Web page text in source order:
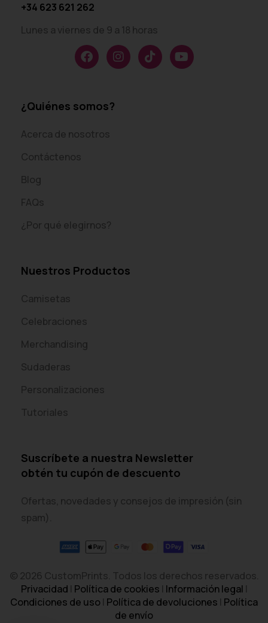
+34 623 621 262
Lunes a viernes de 9 a 18 horas
¿Quiénes somos?
Acerca de nosotros
Contáctenos
Blog
FAQs
¿Por qué elegirnos?
Nuestros Productos
Camisetas
Celebraciones
Merchandising
Sudaderas
Personalizaciones
Tutoriales
Suscríbete a nuestra Newsletter
obtén tu cupón de descuento
Ofertas, novedades y consejos de impresión (sin
spam).
© 2026 CustomPrints. Todos los derechos reservados.
Privacidad | Política de cookies | Información legal |
Condiciones de uso| Política de devoluciones | Política
de envío